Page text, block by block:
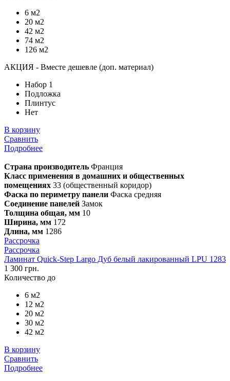
6 м2
20 м2
42 м2
74 м2
126 м2
АКЦИЯ - Вместе дешевле (доп. материал)
Набор 1
Подложка
Плинтус
Нет
В корзину
Сравнить
Подробнее
Страна производитель Франция
Класс применения в домашних и общественных
помещениях 33 (общественный коридор)
Фаска по периметру панели Фаска средняя
Соединение панелей Замок
Толщина общая, мм 10
Ширина, мм 172
Длина, мм 1286
Рассрочка
Рассрочка
Ламинат Quick-Step Largo Дуб белый лакированный LPU 1283
1 300 грн.
Количество до
6 м2
12 м2
20 м2
30 м2
42 м2
В корзину
Сравнить
Подробнее